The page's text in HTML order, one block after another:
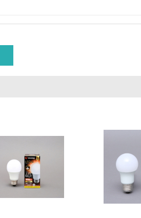
目標や計画を立てている